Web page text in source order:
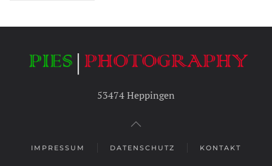
53474 Heppingen
IMPRESSUM DATENSCHUTZ KONTAKT